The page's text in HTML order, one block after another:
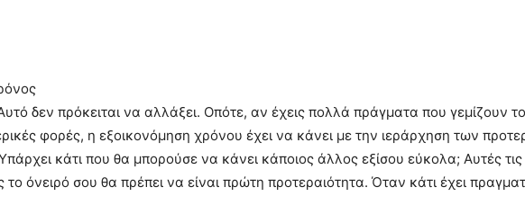
δεν πρόκειται να αλλάξει. Οπότε, αν έχεις πολλά πράγματα που γεμίζουν
φορές, η εξοικονόμηση χρόνου έχει να κάνει με την ιεράρχηση των
κάτι που θα μπορούσε να κάνει κάποιος άλλος εξίσου εύκολα; Αυτές
όνειρό σου θα πρέπει να είναι πρώτη προτεραιότητα. Όταν κάτι έχει